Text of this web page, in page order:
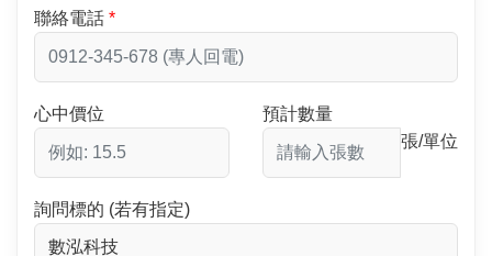
聯絡電話
心中價位
預計數量
張/單位
詢問標的 (若有指定)